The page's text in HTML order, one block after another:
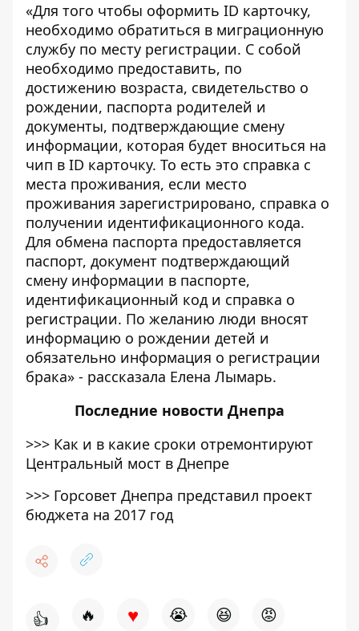
«Для того чтобы оформить ID карточку,
необходимо обратиться в миграционную
службу по месту регистрации. С собой
необходимо предоставить, по
достижению возраста, свидетельство о
рождении, паспорта родителей и
документы, подтверждающие смену
информации, которая будет вноситься на
чип в ID карточку. То есть это справка с
места проживания, если место
проживания зарегистрировано, справка о
получении идентификационного кода.
Для обмена паспорта предоставляется
паспорт, документ подтверждающий
смену информации в паспорте,
идентификационный код и справка о
регистрации. По желанию люди вносят
информацию о рождении детей и
обязательно информация о регистрации
брака» - рассказала Елена Лымарь.
Последние новости Днепра
>>> Как и в какие сроки отремонтируют
Центральный мост в Днепре
>>> Горсовет Днепра представил проект
бюджета на 2017 год
👍 🔥 ♥ 😭 😆 😡